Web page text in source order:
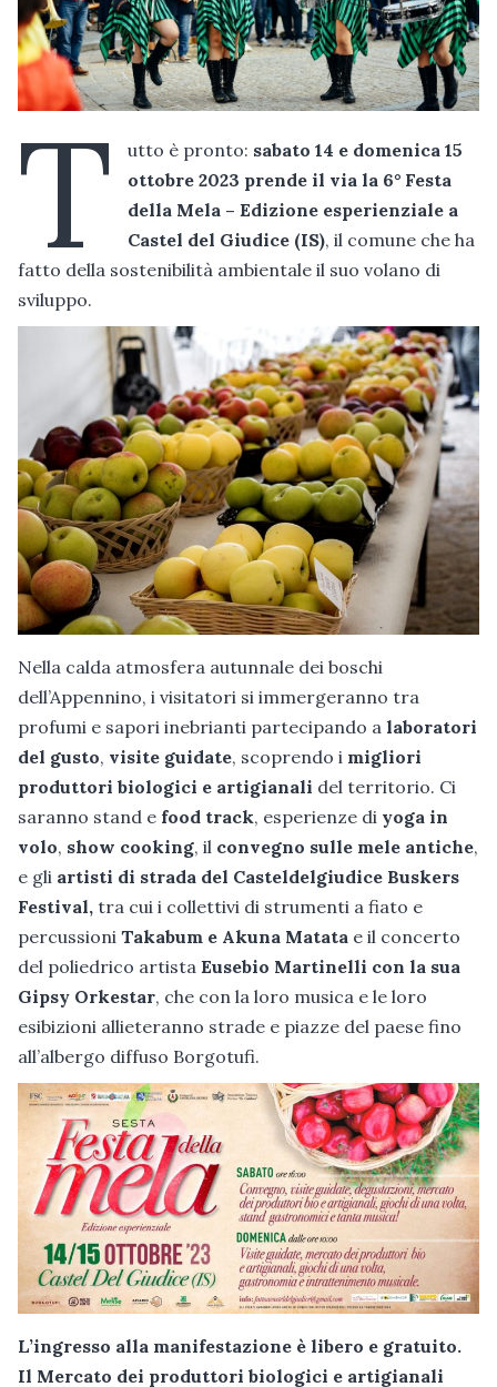
T utto è pronto: sabato 14 e domenica 15
ottobre 2023 prende il via la 6° Festa
della Mela – Edizione esperienziale a
Castel del Giudice (IS), il comune che ha
fatto della sostenibilità ambientale il suo volano di
sviluppo.
Nella calda atmosfera autunnale dei boschi
dell’Appennino, i visitatori si immergeranno tra
profumi e sapori inebrianti partecipando a laboratori
del gusto, visite guidate, scoprendo i migliori
produttori biologici e artigianali del territorio. Ci
saranno stand e food track, esperienze di yoga in
volo, show cooking, il convegno sulle mele antiche,
e gli artisti di strada del Casteldelgiudice Buskers
Festival, tra cui i collettivi di strumenti a fiato e
percussioni Takabum e Akuna Matata e il concerto
del poliedrico artista Eusebio Martinelli con la sua
Gipsy Orkestar, che con la loro musica e le loro
esibizioni allieteranno strade e piazze del paese fino
all’albergo diffuso Borgotufi.
L’ingresso alla manifestazione è libero e gratuito.
Il Mercato dei produttori biologici e artigianali